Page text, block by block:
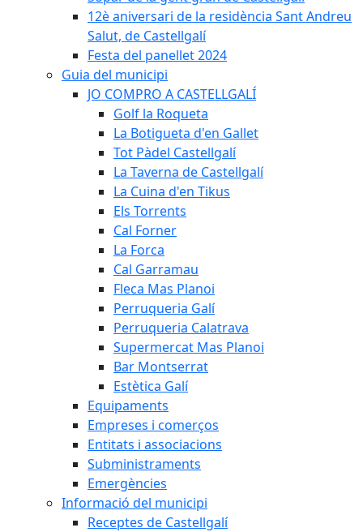
12è aniversari de la residència Sant Andreu
Salut, de Castellgalí
Festa del panellet 2024
Guia del municipi
JO COMPRO A CASTELLGALÍ
Golf la Roqueta
La Botigueta d'en Gallet
Tot Pàdel Castellgalí
La Taverna de Castellgalí
La Cuina d'en Tikus
Els Torrents
Cal Forner
La Forca
Cal Garramau
Fleca Mas Planoi
Perruqueria Galí
Perruqueria Calatrava
Supermercat Mas Planoi
Bar Montserrat
Estètica Galí
Equipaments
Empreses i comerços
Entitats i associacions
Subministraments
Emergències
Informació del municipi
Receptes de Castellgalí